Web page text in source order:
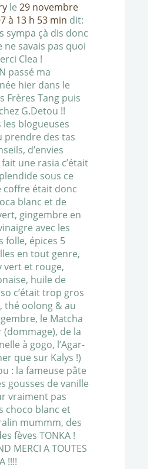
le 29 novembre
à 13 h 53 min dit:
sympa çà dis donc
ne savais pas quoi
Clea !
passé ma
hier dans le
Frères Tang puis
G.Detou !!
blogueuses
prendre des tas
d’envies
une rasia c’était
sous ce
coffre était donc
blanc et de
gingembre en
avec les
folle, épices 5
en tout genre,
vert et rouge,
huile de
c’était trop gros
thé oolong & au
le Matcha
de la
à gogo, l’Agar-
que sur Kalys !)
: la fameuse pâte
gousses de vanille
vraiment pas
choco blanc et
mummm, des
fèves TONKA !
MERCI A TOUTES
!!!!